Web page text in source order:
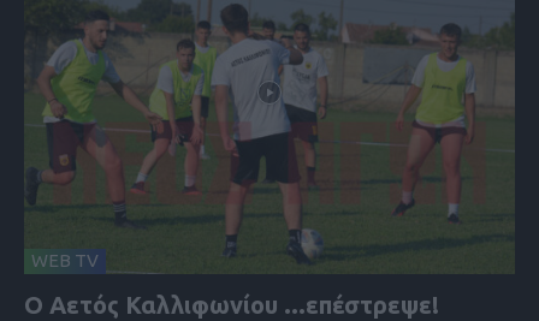
WEB TV
Ο Αετός Καλλιφωνίου ...επέστρεψε!